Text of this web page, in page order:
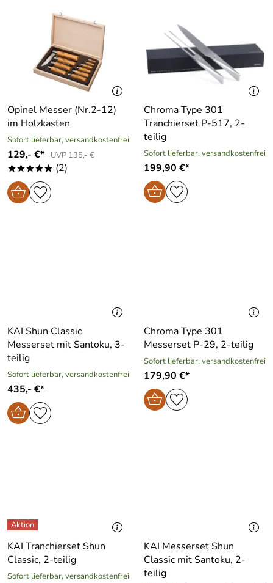
Opinel Messer (Nr.2-12)
im Holzkasten
Sofort lieferbar, versandkostenfrei
129,- €* UVP 135,- €
***** (2)
Chroma Type 301
Tranchierset P-517, 2-
teilig
Sofort lieferbar, versandkostenfrei
199,90 €*
KAI Shun Classic
Messerset mit Santoku, 3-
teilig
Sofort lieferbar, versandkostenfrei
435,- €*
Chroma Type 301
Messerset P-29, 2-teilig
Sofort lieferbar, versandkostenfrei
179,90 €*
KAI Tranchierset Shun
Classic, 2-teilig
Sofort lieferbar, versandkostenfrei
KAI Messerset Shun
Classic mit Santoku, 2-
teilig